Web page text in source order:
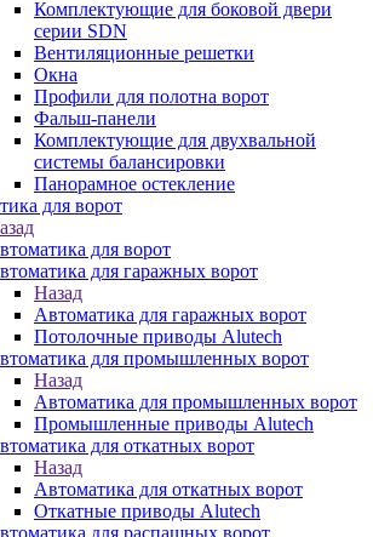
Комплектующие для боковой двери
серии SDN
Вентиляционные решетки
Окна
Профили для полотна ворот
Фальш-панели
Комплектующие для двухвальной
системы балансировки
Панорамное остекление
для ворот
для ворот
для гаражных ворот
Назад
Автоматика для гаражных ворот
Потолочные приводы Alutech
для промышленных ворот
Назад
Автоматика для промышленных ворот
Промышленные приводы Alutech
для откатных ворот
Назад
Автоматика для откатных ворот
Откатные приводы Alutech
для распашных ворот